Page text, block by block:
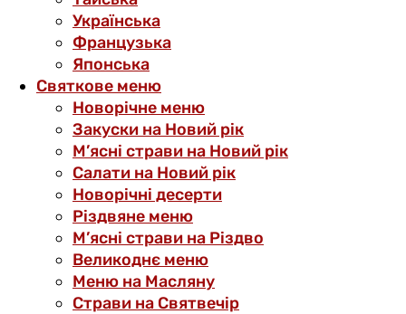
Українська
Французька
Японська
Святкове меню
Новорічне меню
Закуски на Новий рік
М’ясні страви на Новий рік
Салати на Новий рік
Новорічні десерти
Різдвяне меню
М’ясні страви на Різдво
Великоднє меню
Меню на Масляну
Страви на Святвечір